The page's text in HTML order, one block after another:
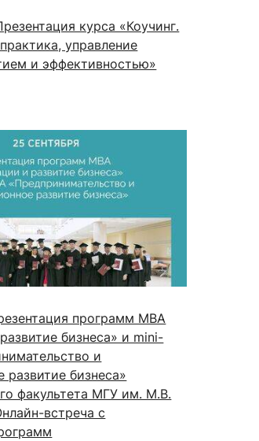
курса «Коучинг.
управление
и эффективностью»
программ MBA
бизнеса» и mini-
и
развитие бизнеса»
факультета МГУ им. М.В.
встреча с